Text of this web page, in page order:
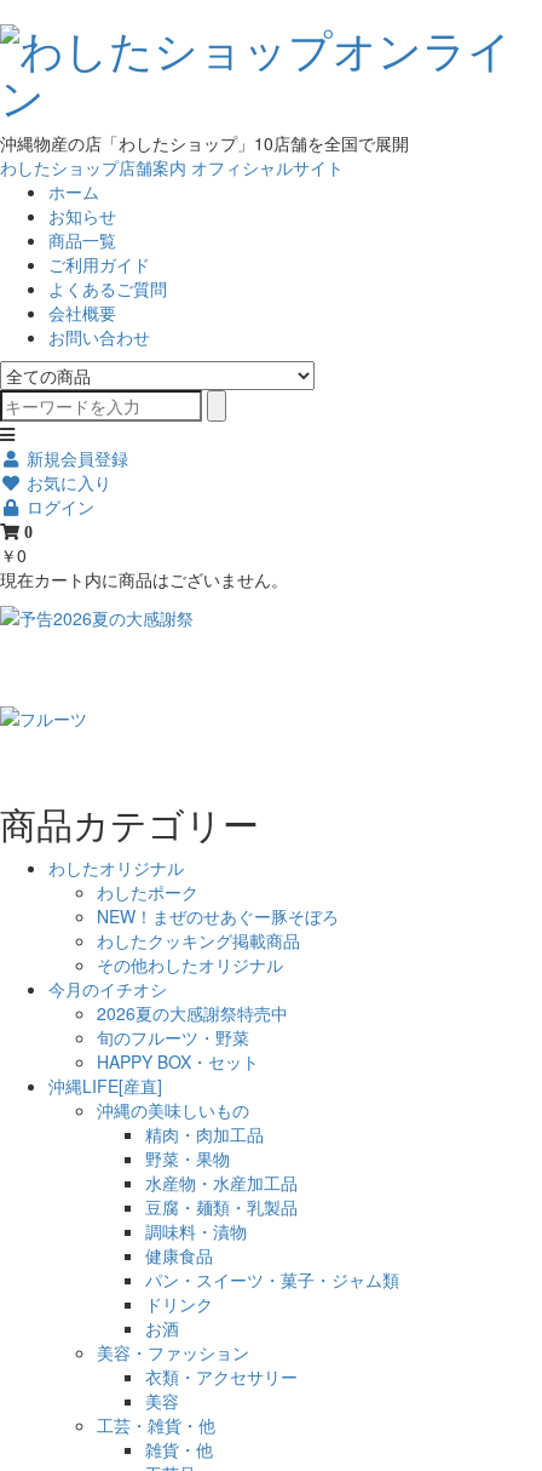
沖縄物産の店「わしたショップ」10店舗を全国で展開
わしたショップ店舗案内 オフィシャルサイト
ホーム
お知らせ
商品一覧
ご利用ガイド
よくあるご質問
会社概要
お問い合わせ
新規会員登録
お気に入り
ログイン
0
￥0
現在カート内に商品はございません。
商品カテゴリー
わしたオリジナル
わしたポーク
NEW！まぜのせあぐー豚そぼろ
わしたクッキング掲載商品
その他わしたオリジナル
今月のイチオシ
2026夏の大感謝祭特売中
旬のフルーツ・野菜
HAPPY BOX・セット
沖縄LIFE[産直]
沖縄の美味しいもの
精肉・肉加工品
野菜・果物
水産物・水産加工品
豆腐・麺類・乳製品
調味料・漬物
健康食品
パン・スイーツ・菓子・ジャム類
ドリンク
お酒
美容・ファッション
衣類・アクセサリー
美容
工芸・雑貨・他
雑貨・他